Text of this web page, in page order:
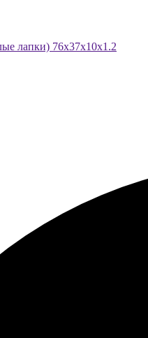
лапки) 76х37х10x1.2